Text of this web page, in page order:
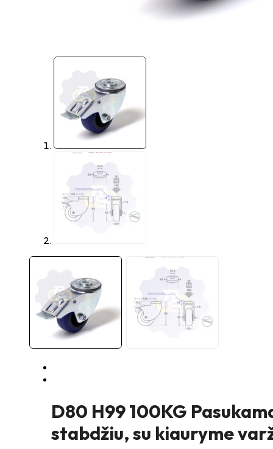
D80 H99 100KG
stabdžiu, su kiauryme